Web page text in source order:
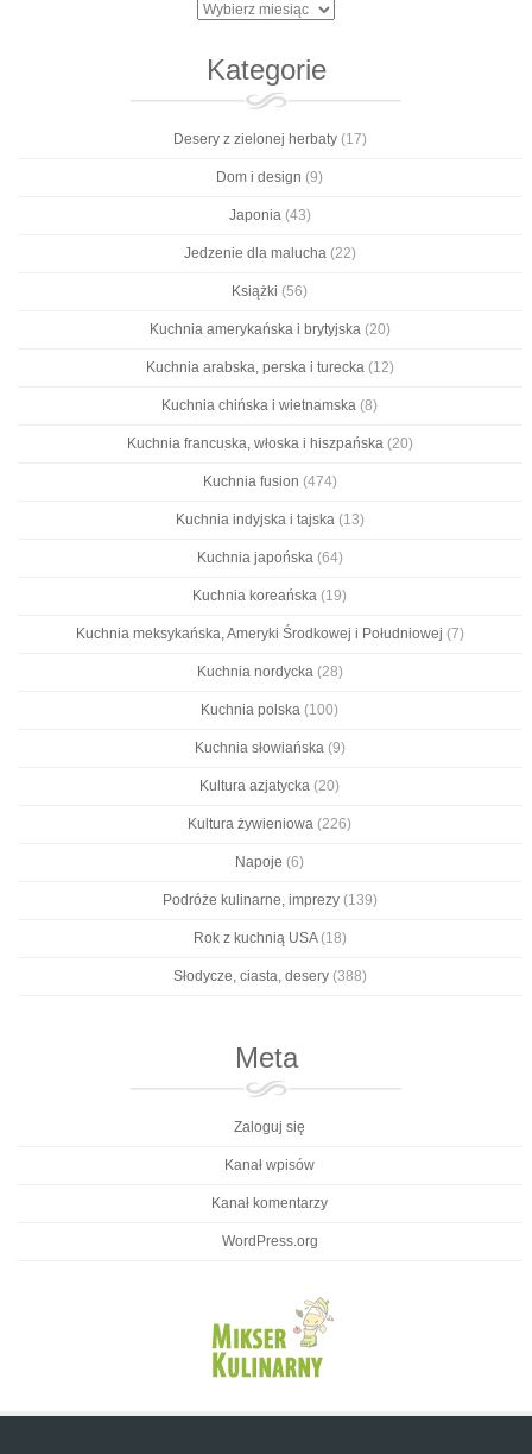
Archiwa
Kategorie
Desery z zielonej herbaty(17)
Dom i design (9)
Japonia (43)
Jedzenie dla malucha (22)
Książki (56)
Kuchnia amerykańska i brytyjska (20)
Kuchnia arabska, perska i turecka (12)
Kuchnia chińska i wietnamska (8)
Kuchnia francuska, włoska i hiszpańska (20)
Kuchnia fusion (474)
Kuchnia indyjska i tajska (13)
Kuchnia japońska (64)
Kuchnia koreańska (19)
Kuchnia meksykańska, Ameryki Środkowej i Południowej (7)
Kuchnia nordycka (28)
Kuchnia polska (100)
Kuchnia słowiańska (9)
Kultura azjatycka (20)
Kultura żywieniowa (226)
Napoje (6)
Podróże kulinarne, imprezy(139)
Rok z kuchnią USA(18)
Słodycze, ciasta, desery(388)
Meta
Zaloguj się
Kanał wpisów
Kanał komentarzy
WordPress.org